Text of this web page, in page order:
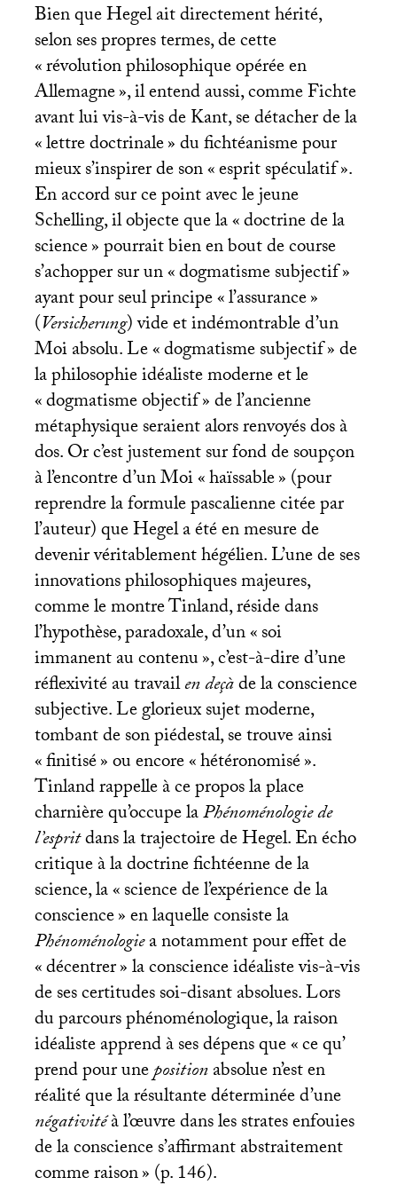
Bien que Hegel ait directement hérité,
selon ses propres termes, de cette
«révolution philosophique opérée en
Allemagne», il entend aussi, comme Fichte
avant lui vis-à-vis de Kant, se détacher de la
«lettre doctrinale» du fichtéanisme pour
mieux s’inspirer de son «esprit spéculatif».
En accord sur ce point avec le jeune
Schelling, il objecte que la «doctrine de la
science» pourrait bien en bout de course
s’achopper sur un «dogmatisme subjectif»
ayant pour seul principe «l’assurance»
(Versicherung) vide et indémontrable d’un
Moi absolu. Le «dogmatisme subjectif» de
la philosophie idéaliste moderne et le
«dogmatisme objectif» de l’ancienne
métaphysique seraient alors renvoyés dos à
dos. Or c’est justement sur fond de soupçon
à l’encontre d’un Moi «haïssable» (pour
reprendre la formule pascalienne citée par
l’auteur) que Hegel a été en mesure de
devenir véritablement hégélien. L’une de ses
innovations philosophiques majeures,
comme le montre Tinland, réside dans
l’hypothèse, paradoxale, d’un «soi
immanent au contenu», c’est-à-dire d’une
réflexivité au travailen deçàde la conscience
subjective. Le glorieux sujet moderne,
tombant de son piédestal, se trouve ainsi
«finitisé» ou encore «hétéronomisé».
Tinland rappelle à ce propos la place
charnière qu’occupe laPhénoménologie de
l’espritdans la trajectoire de Hegel. En écho
critique à la doctrine fichtéenne de la
science, la «science de l’expérience de la
conscience» en laquelle consiste la
Phénoménologiea notamment pour effet de
«décentrer» la conscience idéaliste vis-à-vis
de ses certitudes soi-disant absolues. Lors
du parcours phénoménologique, la raison
idéaliste apprend à ses dépens que «ce qu’
prend pour unepositionabsolue n’est en
réalité que la résultante déterminée d’une
négativitéà l’œuvre dans les strates enfouies
de la conscience s’affirmant abstraitement
comme raison» (p. 146).